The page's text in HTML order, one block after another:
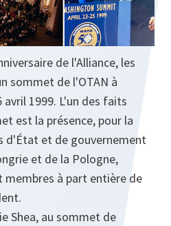
de l'Alliance, les
sommet de l'OTAN à
1999. L'un des faits
est la présence, pour la
d'État et de gouvernement
et de la Pologne,
à part entière de
Shea, au sommet de